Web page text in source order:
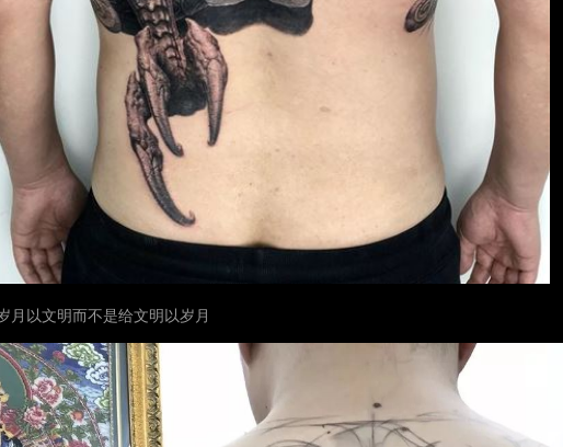
月以文明而不是给文明以岁月